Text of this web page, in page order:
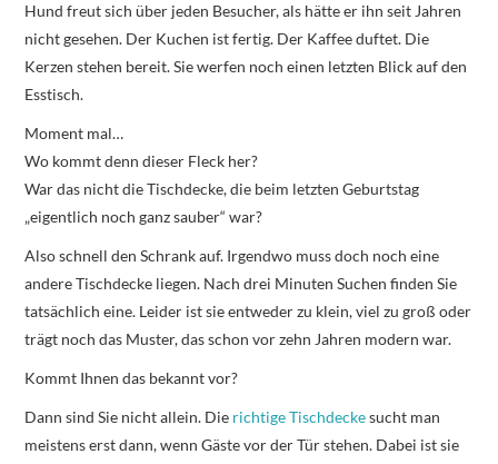
Hund freut sich über jeden Besucher, als hätte er ihn seit Jahren
nicht gesehen. Der Kuchen ist fertig. Der Kaffee duftet. Die
Kerzen stehen bereit. Sie werfen noch einen letzten Blick auf den
Esstisch.
Moment mal…
Wo kommt denn dieser Fleck her?
War das nicht die Tischdecke, die beim letzten Geburtstag
„eigentlich noch ganz sauber“ war?
Also schnell den Schrank auf. Irgendwo muss doch noch eine
andere Tischdecke liegen. Nach drei Minuten Suchen finden Sie
tatsächlich eine. Leider ist sie entweder zu klein, viel zu groß oder
trägt noch das Muster, das schon vor zehn Jahren modern war.
Kommt Ihnen das bekannt vor?
Dann sind Sie nicht allein. Die richtige Tischdeckesucht man
meistens erst dann, wenn Gäste vor der Tür stehen. Dabei ist sie